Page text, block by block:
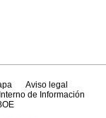
Aviso legal
de Información